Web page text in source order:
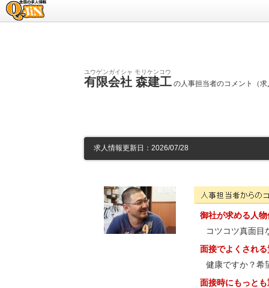
有限会社 森建工
ユウゲンガイシャ モリケンコウ
の人事担当者のコメント（
求人情報のQ-JiN
求人情報更新日：2026/07/28
御社が求める人
コツコツ真面目
面接でよくされ
健康ですか？希
面接時にもっと